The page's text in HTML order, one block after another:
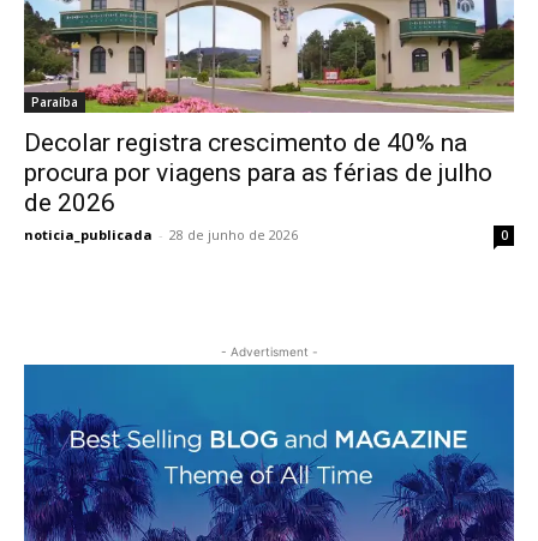
Paraíba
Decolar registra crescimento de 40% na
procura por viagens para as férias de julho
de 2026
noticia_publicada - 28 de junho de 2026 0
- Advertisment -